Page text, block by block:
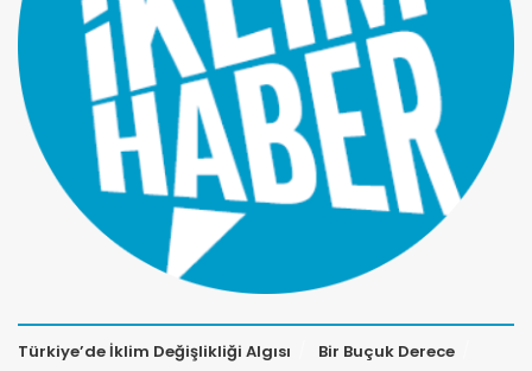
Türkiye’de İklim Değişlikliği Algısı Bir Buçuk Derece